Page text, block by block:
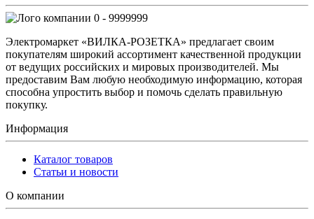
0 - 9999999
Электромаркет «ВИЛКА-РОЗЕТКА» предлагает своим
покупателям широкий ассортимент качественной продукции
от ведущих российских и мировых производителей. Мы
предоставим Вам любую необходимую информацию, которая
способна упростить выбор и помочь сделать правильную
покупку.
Информация
Каталог товаров
Статьи и новости
О компании